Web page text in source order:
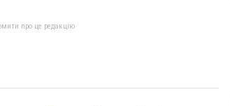
про це редакцію